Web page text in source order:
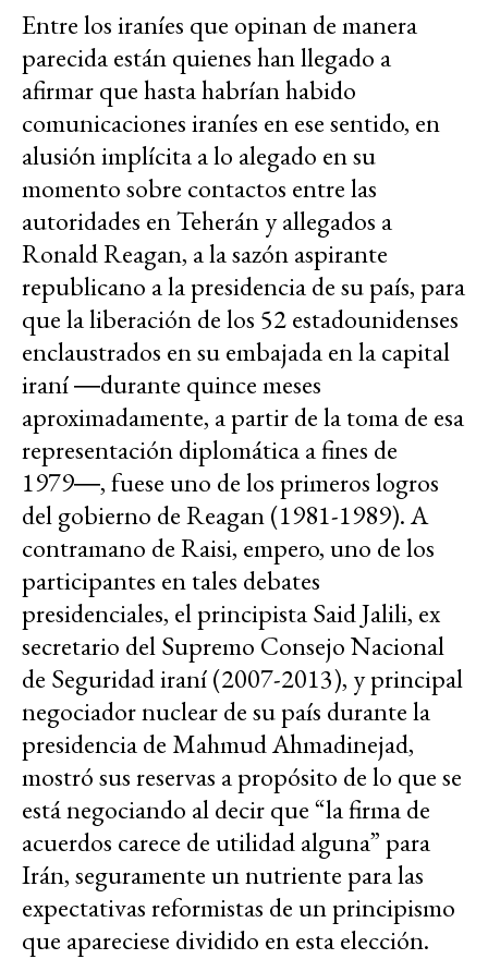
Entre los iraníes que opinan de manera
parecida están quienes han llegado a
afirmar que hasta habrían habido
comunicaciones iraníes en ese sentido, en
alusión implícita a lo alegado en su
momento sobre contactos entre las
autoridades en Teherán y allegados a
Ronald Reagan, a la sazón aspirante
republicano a la presidencia de su país, para
que la liberación de los 52 estadounidenses
enclaustrados en su embajada en la capital
iraní ―durante quince meses
aproximadamente, a partir de la toma de esa
representación diplomática a fines de
1979―, fuese uno de los primeros logros
del gobierno de Reagan (1981-1989). A
contramano de Raisi, empero, uno de los
participantes en tales debates
presidenciales, el principista Said Jalili, ex
secretario del Supremo Consejo Nacional
de Seguridad iraní (2007-2013), y principal
negociador nuclear de su país durante la
presidencia de Mahmud Ahmadinejad,
mostró sus reservas a propósito de lo que se
está negociando al decir que “la firma de
acuerdos carece de utilidad alguna” para
Irán, seguramente un nutriente para las
expectativas reformistas de un principismo
que apareciese dividido en esta elección.